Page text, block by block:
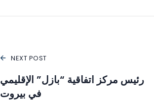
NEXT POST
رئيس مركز اتفاقية “بازل” الإقليمي
في بيروت